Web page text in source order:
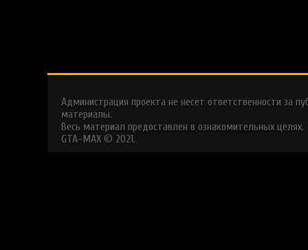
Администрация проекта не несет ответственности за
материалы.
Весь материал предоставлен в ознакомительных целях.
GTA-MAX © 2021.